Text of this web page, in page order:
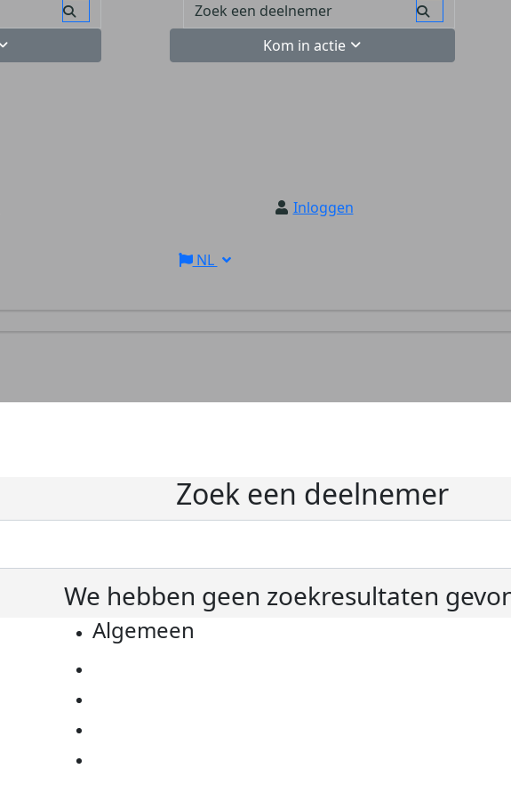
Kom in actie
Inloggen
NL
Zoek een deelnemer
We hebben geen zoekresultaten
Algemeen